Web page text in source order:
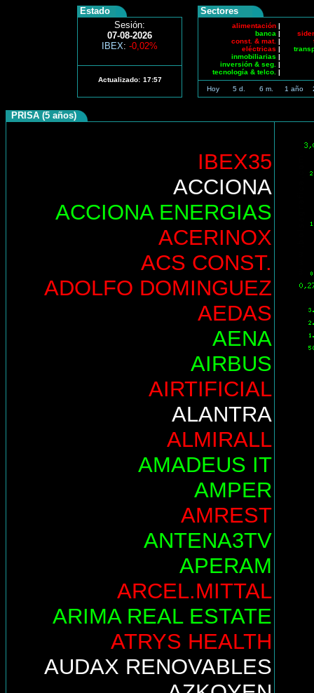
Estado
Sesión:
07-08-2026
IBEX: -0,02%
Actualizado: 17:57
Sectores
alimentación |
banca |
const. & mat. |
eléctricas |
inmobiliarias |
inversión & seg. |
tecnología & telco. |
Hoy 5 d. 6 m. 1 año
PRISA (5 años)
IBEX35
ACCIONA
ACCIONA ENERGIAS
ACERINOX
ACS CONST.
ADOLFO DOMINGUEZ
AEDAS
AENA
AIRBUS
AIRTIFICIAL
ALANTRA
ALMIRALL
AMADEUS IT
AMPER
AMREST
ANTENA3TV
APERAM
ARCEL.MITTAL
ARIMA REAL ESTATE
ATRYS HEALTH
AUDAX RENOVABLES